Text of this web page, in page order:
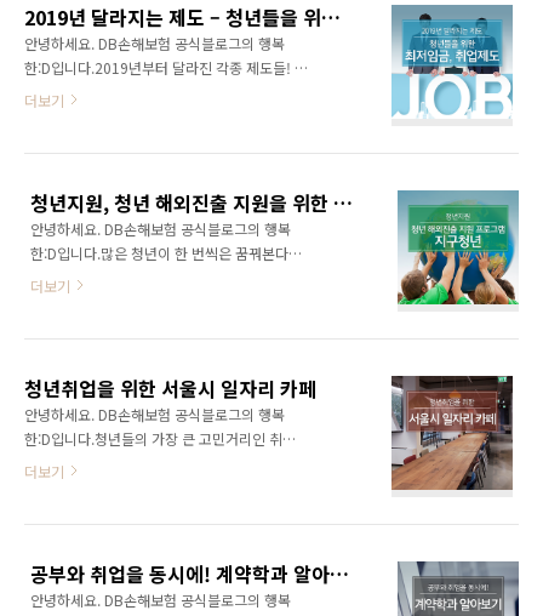
지를 보내주신 이현영 님은 봄이 되면 돌아가신
엄마가 생각..
을 지원해주는 제도를 말합니다. 한국산업인력
공단을 통해서 해당 제도의 혜택을 받을 수가 있
고요. 동남아나 중남미와 같은 신흥국에 진출했
을 경우에는 400만 원의 정착금이 책정되고 선
의 지원금이 지급됩니다. - 지원대상자는 누구일
세 미만의 청년이면 신청이 가능한데요. 다만 이
나이를 초과했을 때에도 한국산업..
2019년 달라지는 제도 – 청년들을 위한 최저임금, 취업제도
안녕하세요. DB손해보험 공식블로그의 행복
한:D입니다.2019년부터 달라진 각종 제도들! 청
년들과 직장인들을 위해 변화한 제도는 어떤 것
청년구직활동지원금을 지급합니다. 청년구직활
동지원금은 졸업 및 중퇴 후 2년 이내의 미취업
자, 기준중위소득 120% 이하의 청년일 때 신청
할 수 있으며, 월 50만 원을 최대 6개월까지 1회
원금 지급이 중단되지만 3개월 근속 시에는 성공
입범위 확대 2019년 최저임금 시급은 8,350원
인데요. 월 ..
더보기
청년지원, 청년 해외진출 지원을 위한 지구청년
안녕하세요. DB손해보험 공식블로그의 행복
한:D입니다.많은 청년이 한 번씩은 꿈꿔본다는
해.외.진.출! 하지만 해외진출의 문턱은 높아만
알아보겠습니다. 지구청년이란? 지구청년은 외
교부의 청년지원 사업을 통해 청년들이 해외진
출을 이룰 수 있는 정보와 과정을 소개하는 통합
브랜드입니다. 워킹홀리데이에 관한 정보는 물
봉사단 활동, 재외공관 현장 실습원 파견, 각종
추진하고 있는 해외진출 관련 사항들을 자세히
살펴볼 수 있습니다. 지구청년 프로그램 ..
더보기
청년취업을 위한 서울시 일자리 카페
안녕하세요. DB손해보험 공식블로그의 행복
한:D입니다.청년들의 가장 큰 고민거리인 취업!
높은 취업문에 어렵고 힘든 시간을 보내고 있는
공한다고 해요. 오늘은 행복한:D와 함께 일자리
카페를 찾아가 볼까요? 일자리 카페란? 일자리
더보기
공부와 취업을 동시에! 계약학과 알아보기
안녕하세요. DB손해보험 공식블로그의 행복